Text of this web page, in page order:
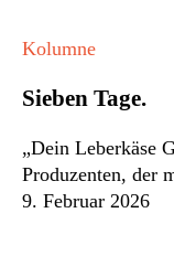
KolumneSieben
Sieben Tage.
„Dein Leberkäse
Produzenten, der
9. Februar 2026